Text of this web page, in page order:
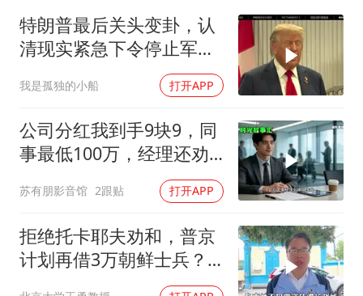
改名后的“青海拉面”店
东方之约 相约未来
特朗普最后关头变卦，认
清现实紧急下令停止军事
我是孤独的小船 打开APP
公司分红我到手9块9，同
事最低100万，经理还劝
我续签，我笑了：不签了
苏有朋影音馆 2跟贴 打开APP
拒绝托卡耶夫劝和，普京
计划再借3万朝鲜士兵？